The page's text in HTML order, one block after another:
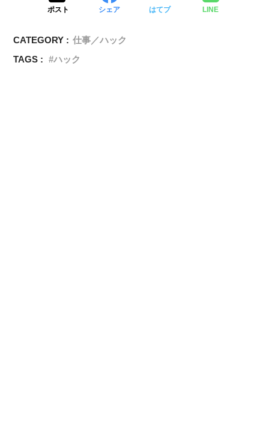
ポスト シェア はてブ LINE
CATEGORY : 仕事／ハック
TAGS :
ハック